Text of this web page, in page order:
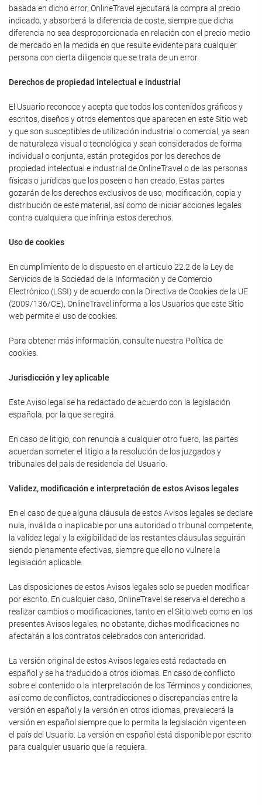
basada en dicho error, OnlineTravel ejecutará la compra al precio
indicado, y absorberá la diferencia de coste, siempre que dicha
diferencia no sea desproporcionada en relación con el precio medio
de mercado en la medida en que resulte evidente para cualquier
persona con cierta diligencia que se trata de un error.
Derechos de propiedad intelectual e industrial
El Usuario reconoce y acepta que todos los contenidos gráficos y
escritos, diseños y otros elementos que aparecen en este Sitio web
y que son susceptibles de utilización industrial o comercial, ya sean
de naturaleza visual o tecnológica y sean considerados de forma
individual o conjunta, están protegidos por los derechos de
propiedad intelectual e industrial de OnlineTravel o de las personas
físicas o jurídicas que los poseen o han creado. Estas partes
gozarán de los derechos exclusivos de uso, modificación, copia y
distribución de este material, así como de iniciar acciones legales
contra cualquiera que infrinja estos derechos.
Uso de cookies
En cumplimiento de lo dispuesto en el artículo 22.2 de la Ley de
Servicios de la Sociedad de la Información y de Comercio
Electrónico (LSSI) y de acuerdo con la Directiva de Cookies de la UE
(2009/136/CE), OnlineTravel informa a los Usuarios que este Sitio
web permite el uso de cookies.
Para obtener más información, consulte nuestra Política de
cookies.
Jurisdicción y ley aplicable
Este Aviso legal se ha redactado de acuerdo con la legislación
española, por la que se regirá.
En caso de litigio, con renuncia a cualquier otro fuero, las partes
acuerdan someter el litigio a la resolución de los juzgados y
tribunales del país de residencia del Usuario.
Validez, modificación e interpretación de estos Avisos legales
En el caso de que alguna cláusula de estos Avisos legales se declare
nula, inválida o inaplicable por una autoridad o tribunal competente,
la validez legal y la exigibilidad de las restantes cláusulas seguirán
siendo plenamente efectivas, siempre que ello no vulnere la
legislación aplicable.
Las disposiciones de estos Avisos legales solo se pueden modificar
por escrito. En cualquier caso, OnlineTravel se reserva el derecho a
realizar cambios o modificaciones, tanto en el Sitio web como en los
presentes Avisos legales; no obstante, dichas modificaciones no
afectarán a los contratos celebrados con anterioridad.
La versión original de estos Avisos legales está redactada en
español y se ha traducido a otros idiomas. En caso de conflicto
sobre el contenido o la interpretación de los Términos y condiciones,
así como de conflictos, contradicciones o discrepancias entre la
versión en español y la versión en otros idiomas, prevalecerá la
versión en español siempre que lo permita la legislación vigente en
el país del Usuario. La versión en español está disponible por escrito
para cualquier usuario que la requiera.